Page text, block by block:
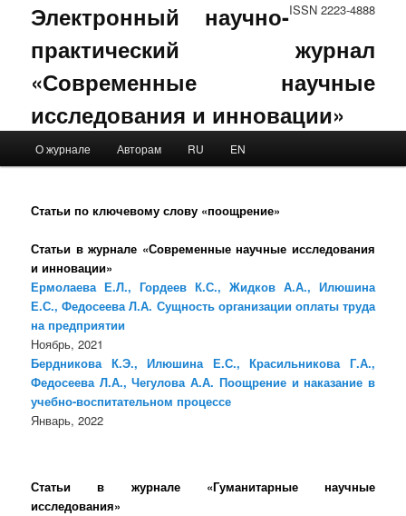
ISSN 2223-4888
Электронный научно-
практический журнал
«Современные научные
исследования и инновации»
Skip to primary content
Skip to secondary content
О журнале Авторам RU EN
Статьи по ключевому слову «поощрение»
Статьи в журнале «Современные научные исследования
и инновации»
Ермолаева Е.Л., Гордеев К.С., Жидков А.А., Илюшина
Е.С., Федосеева Л.А. Сущность организации оплаты труда
на предприятии
Ноябрь, 2021
Бердникова К.Э., Илюшина Е.С., Красильникова Г.А.,
Федосеева Л.А., Чегулова А.А. Поощрение и наказание в
учебно-воспитательном процессе
Январь, 2022
Статьи в журнале «Гуманитарные научные
исследования»